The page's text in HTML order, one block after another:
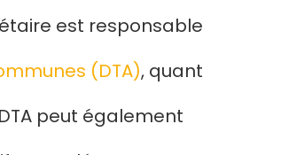
est responsable
(DTA), quant
peut également